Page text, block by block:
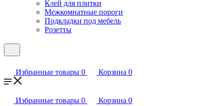
Клей для плитки
Межкомнатные пороги
Подкладки под мебель
Розетты
Избранные товары 0 Корзина 0
Избранные товары 0 Корзина 0